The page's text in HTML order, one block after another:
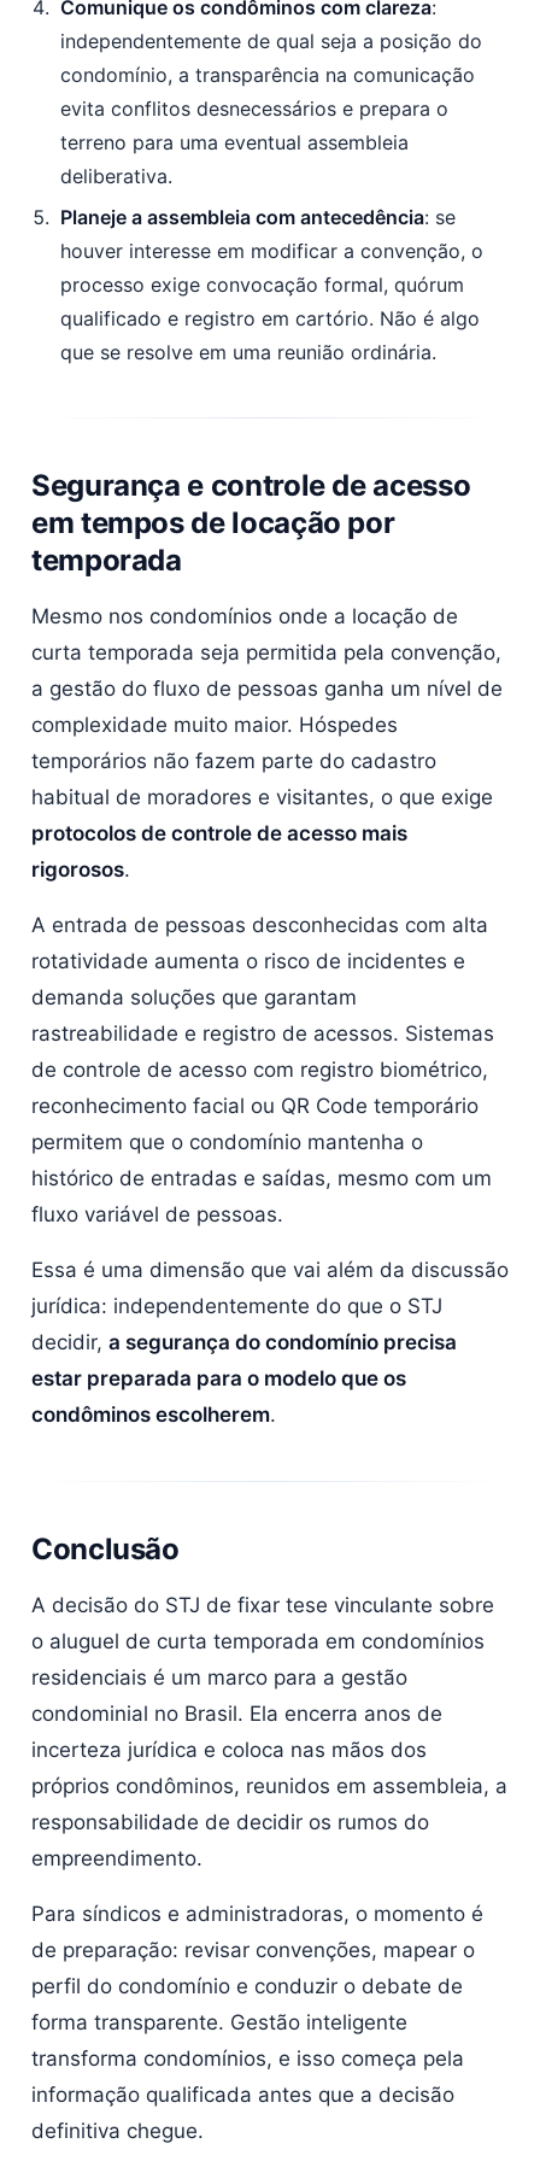
Comunique os condôminos com clareza:
independentemente de qual seja a posição do
condomínio, a transparência na comunicação
evita conflitos desnecessários e prepara o
terreno para uma eventual assembleia
deliberativa.
Planeje a assembleia com antecedência: se
houver interesse em modificar a convenção, o
processo exige convocação formal, quórum
qualificado e registro em cartório. Não é algo
que se resolve em uma reunião ordinária.
Segurança e controle de acesso
em tempos de locação por
temporada
Mesmo nos condomínios onde a locação de
curta temporada seja permitida pela convenção,
a gestão do fluxo de pessoas ganha um nível de
complexidade muito maior. Hóspedes
temporários não fazem parte do cadastro
habitual de moradores e visitantes, o que exige
protocolos de controle de acesso mais
rigorosos.
A entrada de pessoas desconhecidas com alta
rotatividade aumenta o risco de incidentes e
demanda soluções que garantam
rastreabilidade e registro de acessos. Sistemas
de controle de acesso com registro biométrico,
reconhecimento facial ou QR Code temporário
permitem que o condomínio mantenha o
histórico de entradas e saídas, mesmo com um
fluxo variável de pessoas.
Essa é uma dimensão que vai além da discussão
jurídica: independentemente do que o STJ
decidir, a segurança do condomínio precisa
estar preparada para o modelo que os
condôminos escolherem.
Conclusão
A decisão do STJ de fixar tese vinculante sobre
o aluguel de curta temporada em condomínios
residenciais é um marco para a gestão
condominial no Brasil. Ela encerra anos de
incerteza jurídica e coloca nas mãos dos
próprios condôminos, reunidos em assembleia, a
responsabilidade de decidir os rumos do
empreendimento.
Para síndicos e administradoras, o momento é
de preparação: revisar convenções, mapear o
perfil do condomínio e conduzir o debate de
forma transparente. Gestão inteligente
transforma condomínios, e isso começa pela
informação qualificada antes que a decisão
definitiva chegue.